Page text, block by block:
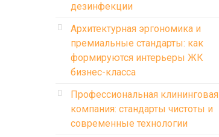
дезинфекции
Архитектурная эргономика и
премиальные стандарты: как
формируются интерьеры ЖК
бизнес-класса
Профессиональная клининговая
компания: стандарты чистоты и
современные технологии